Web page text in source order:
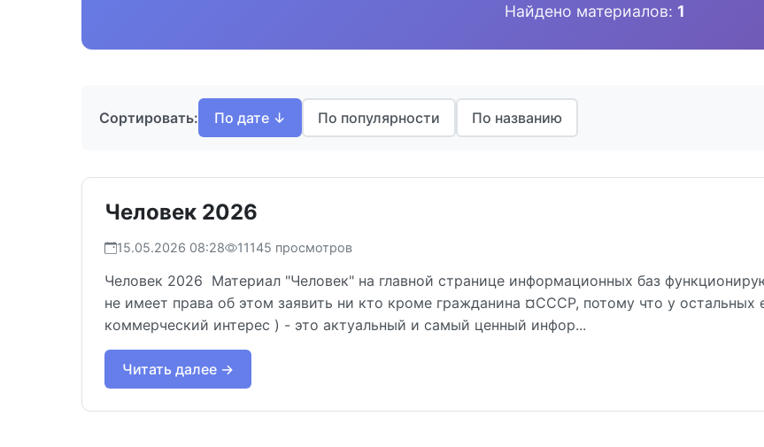
Найдено материалов: 1
Сортировать: По дате ↓ По популярности По названию
Человек 2026
15.05.2026 08:28 11145 просмотров
Человек 2026 Материал "Человек" на главной странице информационных баз
не имеет права об этом заявить ни кто кроме гражданина ¤СССР, потому что у остальных
коммерческий интерес ) - это актуальный и самый ценный инфор...
Читать далее →